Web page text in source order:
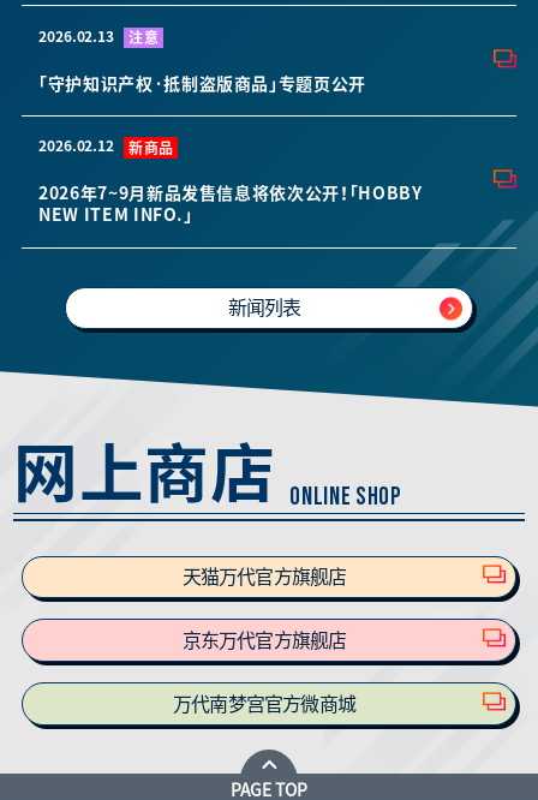
2026.02.13 注意
「守护知识产权·抵制盗版商品」专题页公开
2026.02.12 新商品
2026年7~9月新品发售信息将依次公开！「HOBBY
NEW ITEM INFO.」
新闻列表
网上商店 ONLINE SHOP
天猫万代官方旗舰店
京东万代官方旗舰店
万代南梦宫官方微商城
PAGE TOP